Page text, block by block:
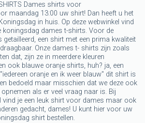
Dames shirts voor
maandag 13:00 uw shirt! Dan heeft u het
in huis. Op deze webwinkel vind
koningsdag dames t-shirts. Voor de
een shirt met een prima kwaliteit
Onze dames t- shirts zijn zoals
dat, zijn ze in meerdere kleuren
ook blauwe oranje shirts, huh? ja, een
oranje en ik weer blauw" dit shirt is
bedoeld maar misschien dat we deze ook
als er veel vraag naar is. Bij
vind je een leuk shirt voor dames maar ook
gedacht, dames! U kunt hier voor uw
shirt bestellen.